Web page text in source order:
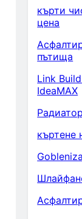
кърти
цена
пътища
Link
IdeaMAX
къртене